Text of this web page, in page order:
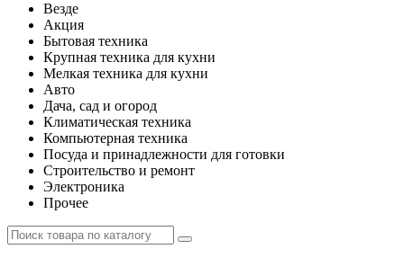
Везде
Акция
Бытовая техника
Крупная техника для кухни
Мелкая техника для кухни
Авто
Дача, сад и огород
Климатическая техника
Компьютерная техника
Посуда и принадлежности для готовки
Строительство и ремонт
Электроника
Прочее